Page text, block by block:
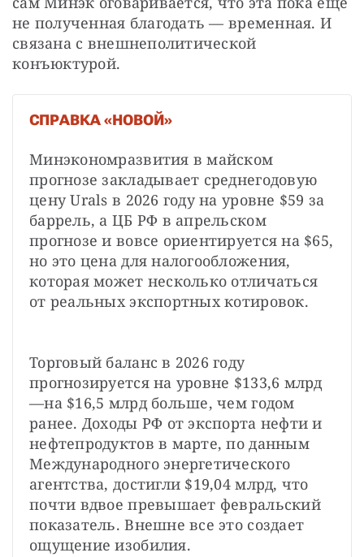
не полученная благодать — временная. И
связана с внешнеполитической
конъюктурой.
СПРАВКА «НОВОЙ»
Минэкономразвития в майском
прогнозе закладывает среднегодовую
цену Urals в 2026 году на уровне $59 за
баррель, а ЦБ РФ в апрельском
прогнозе и вовсе ориентируется на $65,
но это цена для налогообложения,
которая может несколько отличаться
от реальных экспортных котировок.
Торговый баланс в 2026 году
прогнозируется на уровне $133,6 млрд
—на $16,5 млрд больше, чем годом
ранее. Доходы РФ от экспорта нефти и
нефтепродуктов в марте, по данным
Международного энергетического
агентства, достигли $19,04 млрд, что
почти вдвое превышает февральский
показатель. Внешне все это создает
ощущение изобилия.